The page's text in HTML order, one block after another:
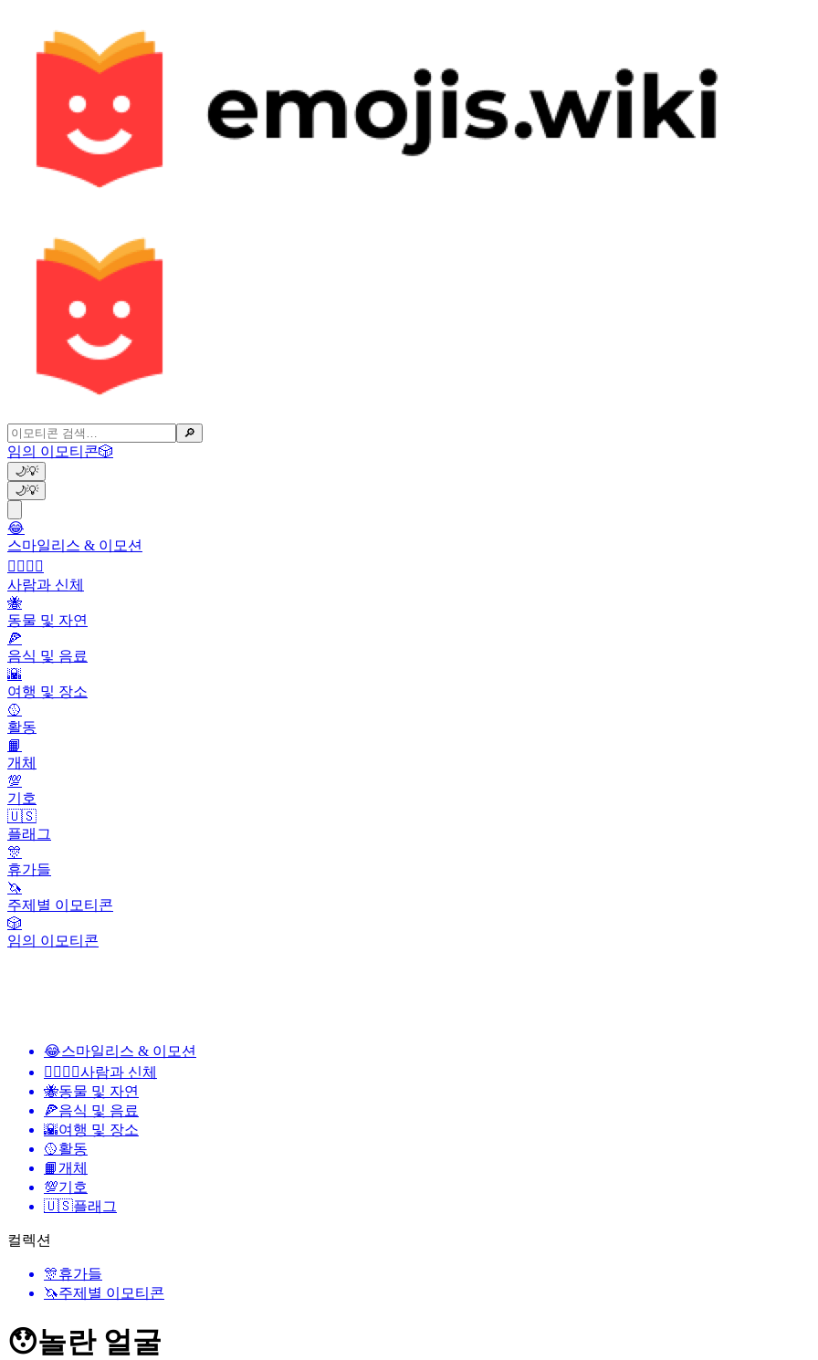
🔎
임의 이모티콘🎲
🌙💡
🌙💡
😂
스마일리스 & 이모션
👩‍❤️‍💋‍👨
사람과 신체
🐝
동물 및 자연
🍕
음식 및 음료
🌇
여행 및 장소
🥎
활동
📙
개체
💯
기호
🇺🇸
플래그
🎊
휴가들
🦄
주제별 이모티콘
🎲
임의 이모티콘
😂스마일리스 & 이모션
👩‍❤️‍💋‍👨사람과 신체
🐝동물 및 자연
🍕음식 및 음료
🌇여행 및 장소
🥎활동
📙개체
💯기호
🇺🇸플래그
컬렉션
🎊휴가들
🦄주제별 이모티콘
😯놀란 얼굴